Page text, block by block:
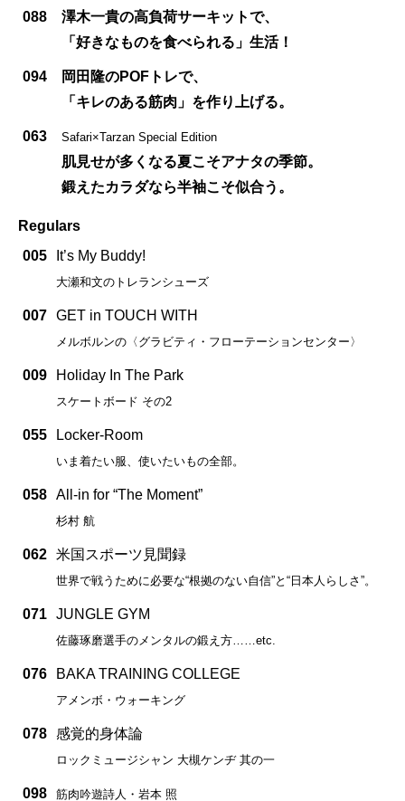
088
澤木一貴の高負荷サーキットで、
「好きなものを食べられる」生活！
094
岡田隆のPOFトレで、
「キレのある筋肉」を作り上げる。
063 Safari×Tarzan Special Edition
肌見せが多くなる夏こそアナタの季節。
鍛えたカラダなら半袖こそ似合う。
Regulars
005
It’s My Buddy!
大瀬和文のトレランシューズ
007 GET in TOUCH WITH
メルボルンの〈グラビティ・フローテーションセンター〉
009 Holiday In The Park
スケートボード その2
055 Locker-Room
いま着たい服、使いたいもの全部。
058 All-in for “The Moment”
杉村 航
062 米国スポーツ見聞録
世界で戦うために必要な“根拠のない自信”と“日本人らしさ”。
071 JUNGLE GYM
佐藤琢磨選手のメンタルの鍛え方……etc.
076 BAKA TRAINING COLLEGE
アメンボ・ウォーキング
078 感覚的身体論
ロックミュージシャン 大槻ケンヂ 其の一
098 筋肉吟遊詩人・岩本 照